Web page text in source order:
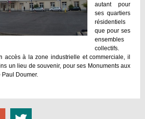
autant pour
ses quartiers
résidentiels
que pour ses
ensembles
collectifs.
accès à la zone industrielle et commerciale, il
un lieu de souvenir, pour ses Monuments aux
Doumer.